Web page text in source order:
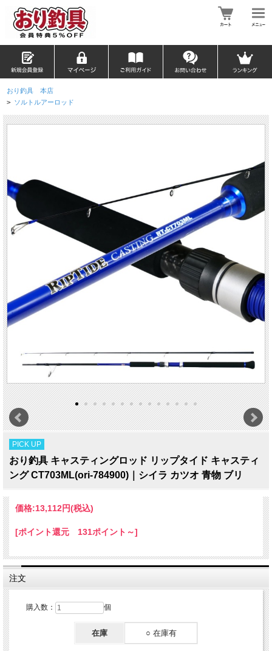
おり釣具 本店
> ソルトルアーロッド
PICK UP
おり釣具 キャスティングロッド リップタイド キャスティ
ング CT703ML(ori-784900)｜シイラ カツオ 青物 ブリ
価格:13,112円(税込)
[ポイント還元 131ポイント～]
注文
購入数： 個
在庫 ○ 在庫有